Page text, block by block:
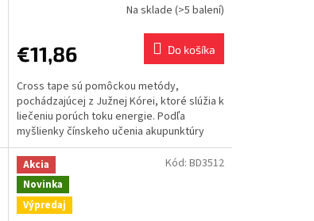
Na sklade (>5 balení)
€11,86 Do košíka
Cross tape sú pomôckou metódy,
pochádzajúcej z Južnej Kórei, ktoré slúžia k
liečeniu porúch toku energie. Podľa
myšlienky čínskeho učenia akupunktúry
prúdi naša energia pod...
Akcia
Novinka
Výpredaj
Kód: BD3512